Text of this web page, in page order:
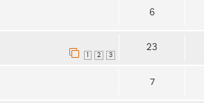
6
2 3
23
7